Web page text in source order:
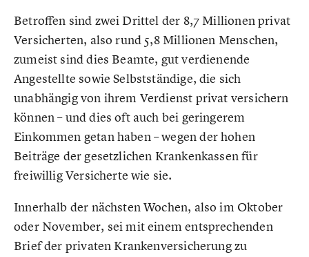
Betroffen sind zwei Drittel der 8,7 Millionen privat
Versicherten, also rund 5,8 Millionen Menschen,
zumeist sind dies Beamte, gut verdienende
Angestellte sowie Selbstständige, die sich
unabhängig von ihrem Verdienst privat versichern
können – und dies oft auch bei geringerem
Einkommen getan haben – wegen der hohen
Beiträge der gesetzlichen Krankenkassen für
freiwillig Versicherte wie sie.
Innerhalb der nächsten Wochen, also im Oktober
oder November, sei mit einem entsprechenden
Brief der privaten Krankenversicherung zu